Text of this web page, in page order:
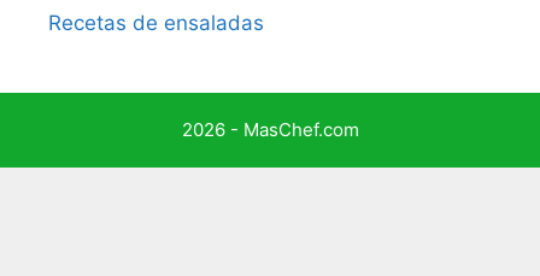
Recetas de ensaladas
2026 - MasChef.com